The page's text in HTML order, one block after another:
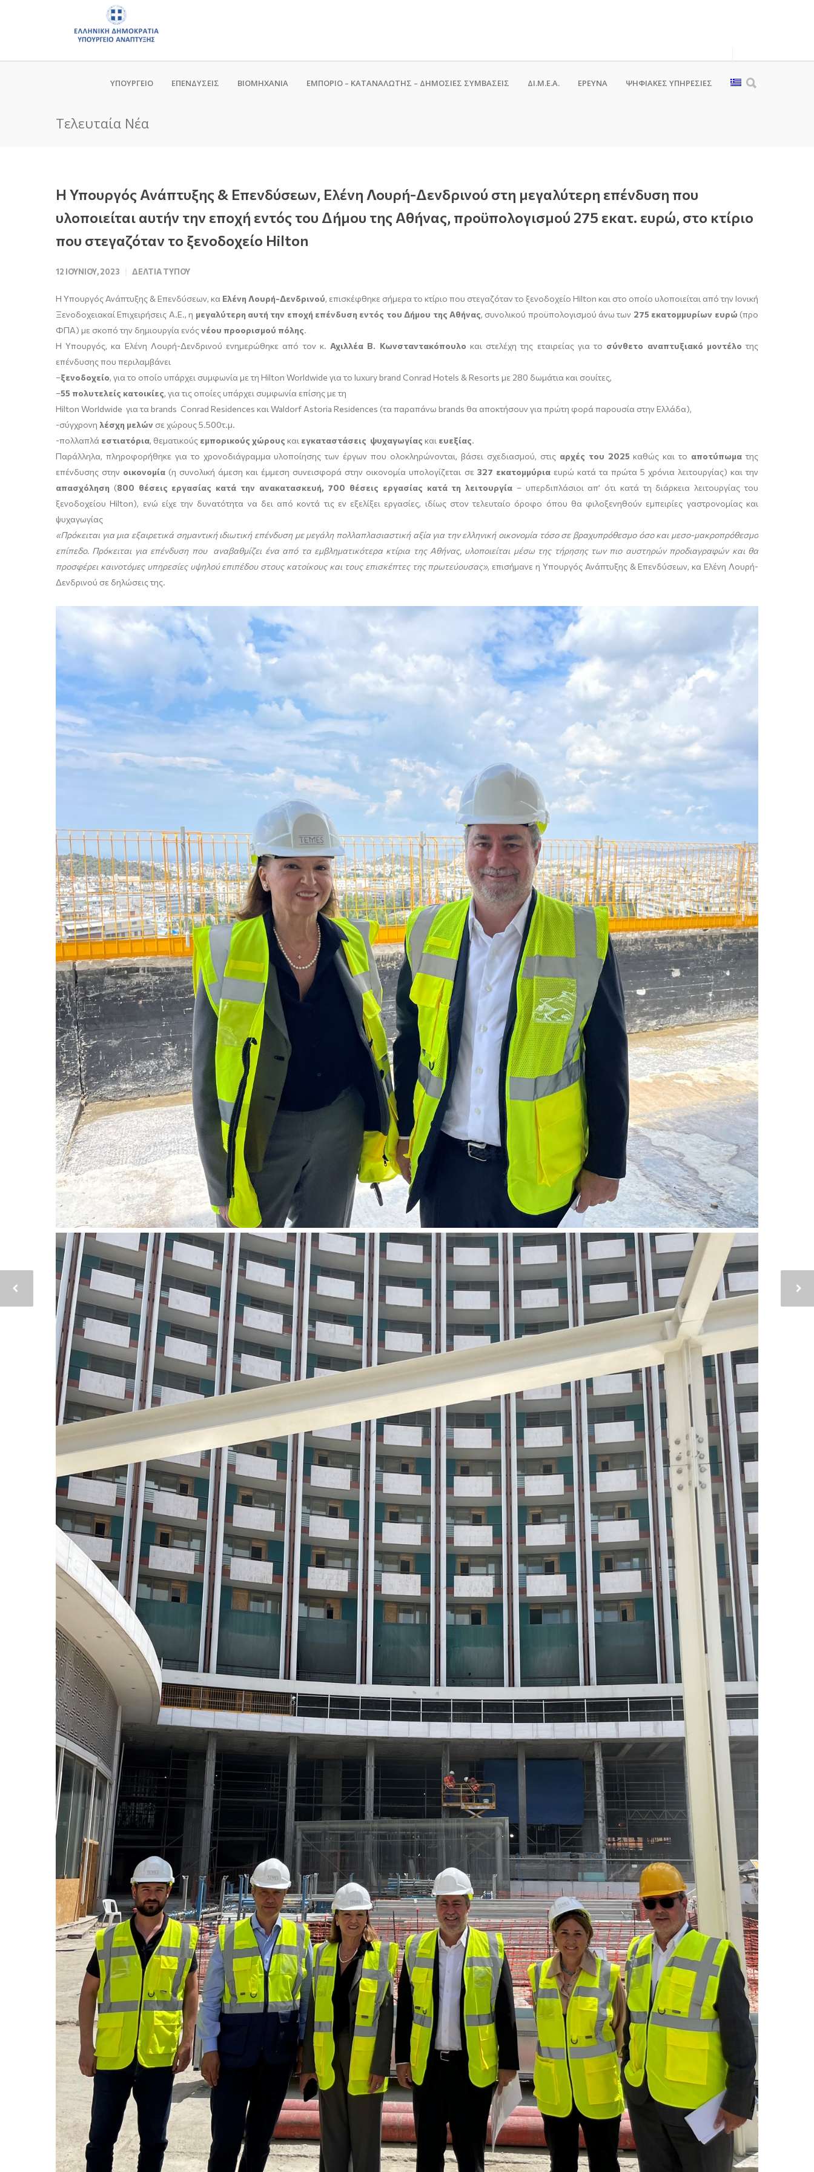
ΥΠΟΥΡΓΕΙΟ ΕΠΕΝΔΥΣΕΙΣ ΒΙΟΜΗΧΑΝΙΑ ΕΜΠΟΡΙΟ – ΚΑΤΑΝΑΛΩΤΗΣ – ΔΗΜΟΣΙΕΣ ΣΥΜΒΑΣΕΙΣ ΔΙ.Μ.Ε.Α. ΕΡΕΥΝΑ ΨΗΦΙΑΚΈΣ ΥΠΗΡΕΣΊΕΣ
Τελευταία Νέα
Η Υπουργός Ανάπτυξης & Επενδύσεων, Ελένη Λουρή-Δενδρινού στη μεγαλύτερη επένδυση που
υλοποιείται αυτήν την εποχή εντός του Δήμου της Αθήνας, προϋπολογισμού 275 εκατ. ευρώ, στο κτίριο
που στεγαζόταν το ξενοδοχείο Hilton
12 ΙΟΥΝΊΟΥ, 2023 ΔΕΛΤΊΑ ΤΎΠΟΥ
Η Υπουργός Ανάπτυξης & Επενδύσεων, κα Ελένη Λουρή-Δενδρινού, επισκέφθηκε σήμερα το κτίριο που στεγαζόταν το ξενοδοχείο Hilton και στο οποίο υλοποιείται από την Ιονική
Ξενοδοχειακαί Επιχειρήσεις Α.Ε., η μεγαλύτερη αυτή την εποχή επένδυση εντός του Δήμου της Αθήνας, συνολικού προϋπολογισμού άνω των 275 εκατομμυρίων ευρώ (προ
ΦΠΑ) με σκοπό την δημιουργία ενόςνέου προορισμού πόλης.
Η Υπουργός, κα Ελένη Λουρή-Δενδρινού ενημερώθηκε από τον κ.Αχιλλέα Β. Κωνσταντακόπουλο και στελέχη της εταιρείας για το σύνθετο αναπτυξιακό μοντέλο της
επένδυσης που περιλαμβάνει
–ξενοδοχείο, για το οποίο υπάρχει συμφωνία με τη Hilton Worldwide για το luxury brand Conrad Hotels & Resorts με 280 δωμάτια και σουίτες,
–55 πολυτελείς κατοικίες, για τις οποίες υπάρχει συμφωνία επίσης με τη
Hilton Worldwide για τα brands Conrad Residences και Waldorf Astoria Residences (τα παραπάνω brands θα αποκτήσουν για πρώτη φορά παρουσία στην Ελλάδα),
-σύγχρονη λέσχη μελών σε χώρους 5.500τ.μ.
-πολλαπλά εστιατόρια, θεματικούς εμπορικούς χώρους και εγκαταστάσεις ψυχαγωγίας και ευεξίας.
Παράλληλα, πληροφορήθηκε για το χρονοδιάγραμμα υλοποίησης των έργων που ολοκληρώνονται, βάσει σχεδιασμού, στις αρχές του 2025 καθώς και το αποτύπωματης
επένδυσης στην οικονομία (η συνολική άμεση και έμμεση συνεισφορά στην οικονομία υπολογίζεται σε 327 εκατομμύριαευρώ κατά τα πρώτα 5 χρόνια λειτουργίας) και την
απασχόληση (800 θέσεις εργασίας κατά την ανακατασκευή, 700 θέσεις εργασίας κατά τη λειτουργία – υπερδιπλάσιοι απ’ ότι κατά τη διάρκεια λειτουργίας του
ξενοδοχείου Hilton), ενώ είχε την δυνατότητα να δει από κοντά τις εν εξελίξει εργασίες, ιδίως στον τελευταίο όροφο όπου θα φιλοξενηθούν εμπειρίες γαστρονομίας και
ψυχαγωγίας
«Πρόκειται για μια εξαιρετικά σημαντική ιδιωτική επένδυση με μεγάλη πολλαπλασιαστική αξία για την ελληνική οικονομία τόσο σε βραχυπρόθεσμο όσο και μεσο-μακροπρόθεσμο
επίπεδο. Πρόκειται για επένδυση που αναβαθμίζει ένα από τα εμβληματικότερα κτίρια της Αθήνας, υλοποιείται μέσω της τήρησης των πιο αυστηρών προδιαγραφών και θα
προσφέρει καινοτόμες υπηρεσίες υψηλού επιπέδου στους κατοίκους και τους επισκέπτες της πρωτεύουσας», επισήμανε η Υπουργός Ανάπτυξης & Επενδύσεων, κα Ελένη Λουρή-
Δενδρινού σε δηλώσεις της.